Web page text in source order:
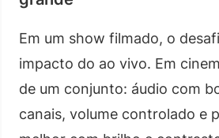
Em um show filmado, o
impacto do ao vivo. Em
de um conjunto: áudio com
canais, volume controlado e